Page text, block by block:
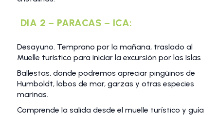
DIA 2 – PARACAS – ICA:
Desayuno. Temprano por la mañana, traslado al
Muelle turístico para iniciar la excursión por las Islas
Ballestas, donde podremos apreciar pingüinos de
Humboldt, lobos de mar, garzas y otras especies
marinas.
Comprende la salida desde el muelle turístico y guía